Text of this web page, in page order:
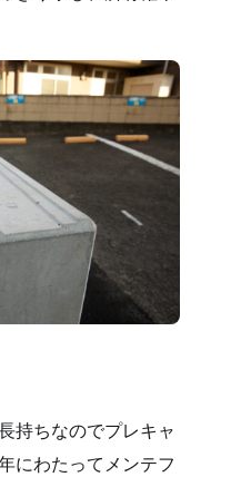
持ちなのでプレキャ
にわたってメンテフ